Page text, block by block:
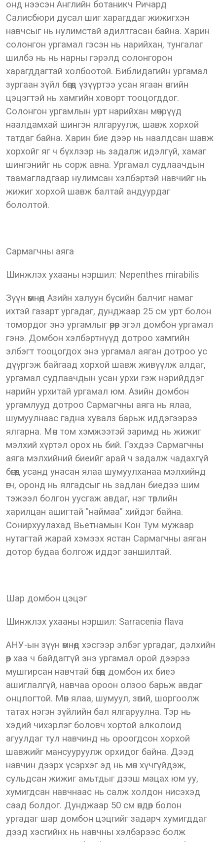
онд нээсэн Английн ботаникч Ричард
Салисбюри дусал шиг харагддаг жижигхэн
навчсыг нь нулимстай адилтгасан байна. Харин
солонгон ургамал гэсэн нь нарийхан, тунгалаг
шилбэ нь нь нарны гэрэлд солонгорон
харагддагтай холбоотой. Библидагийн ургамал
зургаан зүйл бөгөөд үзүүртээ усан ягаан өнгийн
цэцэгтэй нь хамгийн ховорт тооцогддог.
Солонгон ургамлын урт нарийхан мөчрүүд
наалдамхай шингэн ялгаруулж, шавж хорхой
татдаг байна. Харин бие дээр нь наалдсан шавж
хорхойг яг ч бүхлээр нь задалж идэлгүй, хамаг
шингэнийг нь сорж авна. Ургамал судлаачдын
таамагладгаар нулимсан хэлбэртэй навчийг нь
жижиг хорхой шавж балтай андуурдаг
бололтой.
Сармагчны аяга
Шинжлэх ухааны нэршил: Nepenthes mirabilis
Зүүн өмнөд Азийн халуун бүсийн балчиг намаг
ихтэй газарт ургадаг, дунджаар 25 см урт болон
томордог энэ ургамлыг өөрөөр эгэл домбон ургамал
гэнэ. Домбон хэлбэртнүүд дотроо хамгийн
элбэгт тооцогдох энэ ургамал аяган дотроо ус
дүүргэж байгаад хорхой шавж живүүлж алдаг,
ургамал судлаачдын усан урхи гэж нэрийддэг
нарийн урхитай ургамал юм. Азийн домбон
ургамлууд дотроо Сармагчны аяга нь ялаа,
шумуулнаас гадна хувалз барьж иддэгээрээ
ялгарна. Мөн том хэмжээтэй заримд нь жижиг
мэлхий хүртэл орох нь бий. Гэхдээ Сармагчны
аяга мэлхийний биеийг арай ч задалж чадахгүй
бөгөөд усанд унасан ялаа шумуулханаа мэлхийнд
өгч, оронд нь ялгадсыг нь задлан биедээ шим
тэжээл болгон уусгаж авдаг, нэг төрлийн
харилцан ашигтай "наймаа" хийдэг байна.
Сонирхуулахад Вьетнамын Кон Тум мужаар
нутагтай жарай хэмээх ястан Сармагчны аяган
дотор будаа болгож иддэг заншилтай.
Шар домбон цэцэг
Шинжлэх ухааны нэршил: Sarracenia flava
АНУ-ын зүүн өмнөд хэсгээр элбэг ургадаг, дэлхийн
өөр хаа ч байдаггүй энэ ургамал орой дээрээ
мушгирсан навчтай бөгөөд домбон их биеэ
ашиглалгүй, навчаа ороон олзоо барьж авдаг
онцлогтой. Мөн ялаа, шумуул, зөгий, шоргоолж
татах нэгэн зүйлийн бал ялгаруулна. Тэр нь
хэдий чихэрлэг боловч хортой алколоид
агуулдаг тул навчинд нь ороогдсон хорхой
шавжийг мансууруулж орхидог байна. Дээд
навчин дээрх үсэрхэг эд нь мөн хүчгүйдэж,
сульдсан жижиг амьтдыг дээш мацах юм уу,
хумигдсан навчнаас нь салж холдон нисэхэд
саад болдог. Дунджаар 50 см өндөр болон
ургадаг шар домбон цэцгийг задарч хумигддаг
дээд хэсгийнх нь навчны хэлбэрээс болж